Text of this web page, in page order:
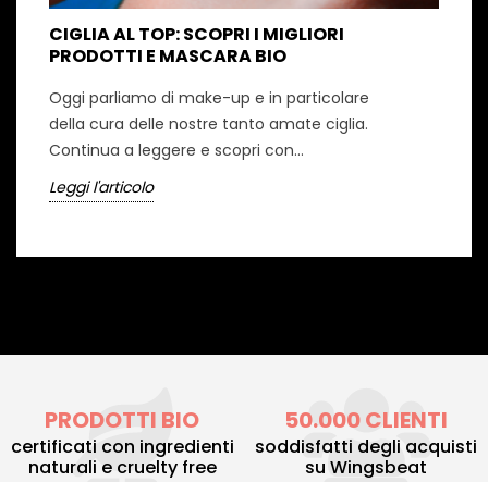
CIGLIA AL TOP: SCOPRI I MIGLIORI
PRODOTTI E MASCARA BIO
Oggi parliamo di make-up e in particolare
della cura delle nostre tanto amate ciglia.
Continua a leggere e scopri con...
Leggi l'articolo
PRODOTTI BIO
certificati con ingredienti
naturali e cruelty free
50.000 CLIENTI
soddisfatti degli acquisti
su Wingsbeat